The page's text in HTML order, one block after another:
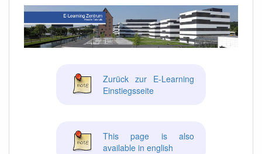
Zurück zur E-Learning
Einstiegsseite
This page is also
available in english